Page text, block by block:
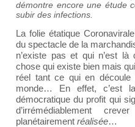
démontre encore une étude
subir des infections.
La folie étatique
du spectacle de la
n’existe pas et qui n’est
chose qui existe bien mais
réel tant ce qui en découle
monde… En effet, c’est
démocratique du profit qui
d’irrémédiablement
planétairement réalisée…